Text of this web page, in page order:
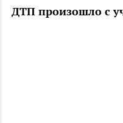
ДТП произошло с